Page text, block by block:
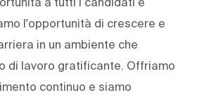
l'opportunità di crescere e
in un ambiente che
di lavoro gratificante. Offriamo
continuo e siamo